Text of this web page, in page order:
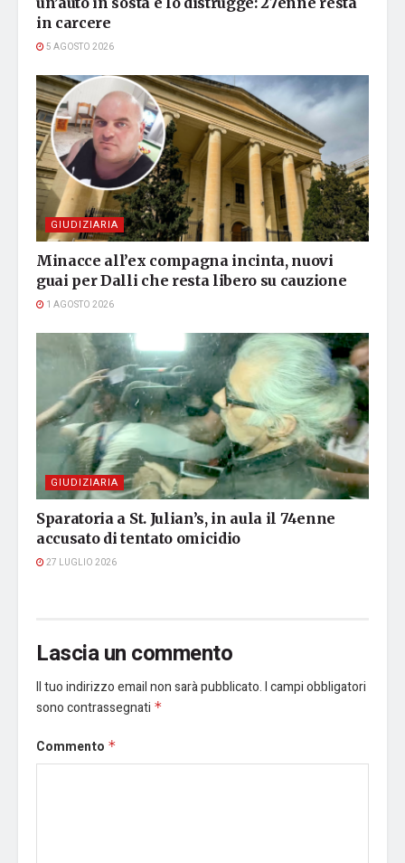
in carcere
5 AGOSTO 2026
GIUDIZIARIA
Minacce all’ex compagna incinta, nuovi
guai per Dalli che resta libero su cauzione
1 AGOSTO 2026
GIUDIZIARIA
Sparatoria a St. Julian’s, in aula il 74enne
accusato di tentato omicidio
27 LUGLIO 2026
Lascia un commento
Il tuo indirizzo email non sarà pubblicato.I campi obbligatori
sono contrassegnati *
Commento *